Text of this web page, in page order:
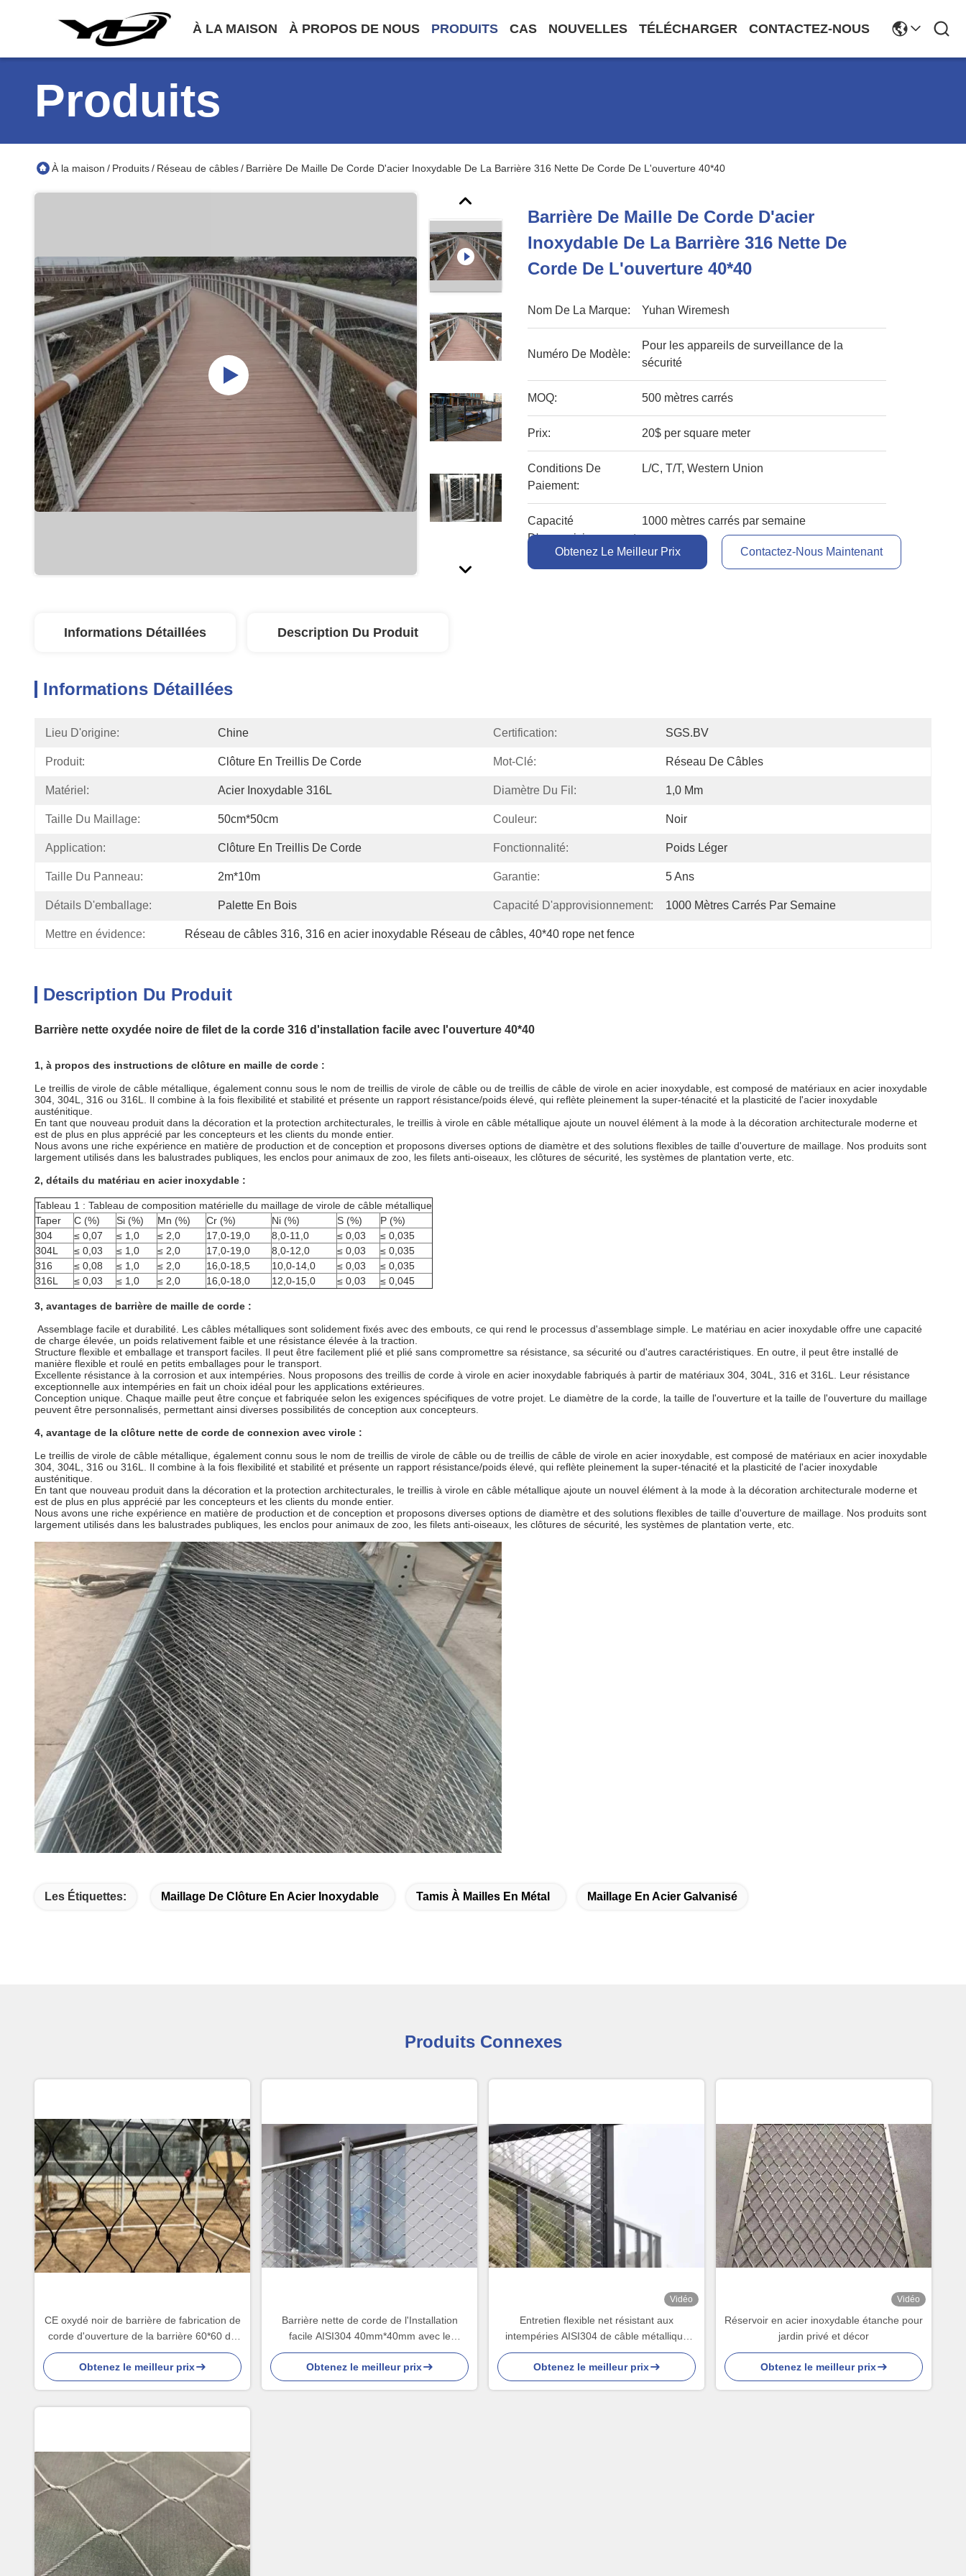
À LA MAISON À PROPOS DE NOUS PRODUITS CAS NOUVELLES TÉLÉCHARGER CONTACTEZ-NOUS
Produits
À la maison / Produits/ Réseau de câbles/ Barrière De Maille De Corde D'acier Inoxydable De La Barrière 316 Nette De Corde De L'ouverture 40*40
Barrière De Maille De Corde D'acier
Inoxydable De La Barrière 316 Nette De
Corde De L'ouverture 40*40
Nom De La Marque: Yuhan Wiremesh
Numéro De Modèle:
Pour les appareils de surveillance de la
sécurité
MOQ: 500 mètres carrés
Prix: 20$ per square meter
Conditions De
Paiement:
L/C, T/T, Western Union
Capacité
D'approvisionnement:
1000 mètres carrés par semaine
Obtenez Le Meilleur Prix Contactez-Nous Maintenant
Informations Détaillées Description Du Produit
Informations Détaillées
Lieu D'origine: Chine Certification: SGS.BV
Produit: Clôture En Treillis De Corde Mot-Clé: Réseau De Câbles
Matériel: Acier Inoxydable 316L Diamètre Du Fil: 1,0 Mm
Taille Du Maillage: 50cm*50cm Couleur: Noir
Application: Clôture En Treillis De Corde Fonctionnalité: Poids Léger
Taille Du Panneau: 2m*10m Garantie: 5 Ans
Détails D'emballage: Palette En Bois Capacité D'approvisionnement: 1000 Mètres Carrés Par Semaine
Mettre en évidence: Réseau de câbles 316, 316 en acier inoxydable Réseau de câbles, 40*40 rope net fence
Description Du Produit
Barrière nette oxydée noire de filet de la corde 316 d'installation facile avec l'ouverture 40*40
1, à propos des instructions de clôture en maille de corde :
Le treillis de virole de câble métallique, également connu sous le nom de treillis de virole de câble ou de treillis de câble de virole en acier inoxydable, est composé de matériaux en acier inoxydable
304, 304L, 316 ou 316L. Il combine à la fois flexibilité et stabilité et présente un rapport résistance/poids élevé, qui reflète pleinement la super-ténacité et la plasticité de l'acier inoxydable
austénitique.
En tant que nouveau produit dans la décoration et la protection architecturales, le treillis à virole en câble métallique ajoute un nouvel élément à la mode à la décoration architecturale moderne et
est de plus en plus apprécié par les concepteurs et les clients du monde entier.
Nous avons une riche expérience en matière de production et de conception et proposons diverses options de diamètre et des solutions flexibles de taille d'ouverture de maillage. Nos produits sont
largement utilisés dans les balustrades publiques, les enclos pour animaux de zoo, les filets anti-oiseaux, les clôtures de sécurité, les systèmes de plantation verte, etc.
2, détails du matériau en acier inoxydable :
Tableau 1 : Tableau de composition matérielle du maillage de virole de câble métallique
Taper
C (%) Si (%) Mn (%) Cr (%) Ni (%) S (%)
P (%)
304
≤ 0,07 ≤ 1,0 ≤ 2,0 17,0-19,0 8,0-11,0 ≤ 0,03
≤ 0,035
304L
≤ 0,03 ≤ 1,0 ≤ 2,0 17,0-19,0 8,0-12,0 ≤ 0,03
≤ 0,035
316
≤ 0,08 ≤ 1,0 ≤ 2,0 16,0-18,5 10,0-14,0 ≤ 0,03
≤ 0,035
316L
≤ 0,03 ≤ 1,0 ≤ 2,0 16,0-18,0 12,0-15,0 ≤ 0,03 ≤ 0,045
3, avantages de barrière de maille de corde :
Assemblage facile et durabilité. Les câbles métalliques sont solidement fixés avec des embouts, ce qui rend le processus d'assemblage simple. Le matériau en acier inoxydable offre une capacité
de charge élevée, un poids relativement faible et une résistance élevée à la traction.
Structure flexible et emballage et transport faciles. Il peut être facilement plié et plié sans compromettre sa résistance, sa sécurité ou d'autres caractéristiques. En outre, il peut être installé de
manière flexible et roulé en petits emballages pour le transport.
Excellente résistance à la corrosion et aux intempéries. Nous proposons des treillis de corde à virole en acier inoxydable fabriqués à partir de matériaux 304, 304L, 316 et 316L. Leur résistance
exceptionnelle aux intempéries en fait un choix idéal pour les applications extérieures.
Conception unique. Chaque maille peut être conçue et fabriquée selon les exigences spécifiques de votre projet. Le diamètre de la corde, la taille de l'ouverture et la taille de l'ouverture du maillage
peuvent être personnalisés, permettant ainsi diverses possibilités de conception aux concepteurs.
4, avantage de la clôture nette de corde de connexion avec virole :
Le treillis de virole de câble métallique, également connu sous le nom de treillis de virole de câble ou de treillis de câble de virole en acier inoxydable, est composé de matériaux en acier inoxydable
304, 304L, 316 ou 316L. Il combine à la fois flexibilité et stabilité et présente un rapport résistance/poids élevé, qui reflète pleinement la super-ténacité et la plasticité de l'acier inoxydable
austénitique.
En tant que nouveau produit dans la décoration et la protection architecturales, le treillis à virole en câble métallique ajoute un nouvel élément à la mode à la décoration architecturale moderne et
est de plus en plus apprécié par les concepteurs et les clients du monde entier.
Nous avons une riche expérience en matière de production et de conception et proposons diverses options de diamètre et des solutions flexibles de taille d'ouverture de maillage. Nos produits sont
largement utilisés dans les balustrades publiques, les enclos pour animaux de zoo, les filets anti-oiseaux, les clôtures de sécurité, les systèmes de plantation verte, etc.
Les Étiquettes: Maillage De Clôture En Acier Inoxydable Tamis À Mailles En Métal Maillage En Acier Galvanisé
Produits Connexes
CE oxydé noir de barrière de fabrication de
corde d'ouverture de la barrière 60*60 de
filet de corde certifié
Obtenez le meilleur prix
Barrière nette de corde de l'Installation
facile AISI304 40mm*40mm avec le
diamètre de fil de 1.5mm
Obtenez le meilleur prix
Vidéo
Entretien flexible net résistant aux
intempéries AISI304 de câble métallique
bas
Obtenez le meilleur prix
Vidéo
Réservoir en acier inoxydable étanche pour
jardin privé et décor
Obtenez le meilleur prix